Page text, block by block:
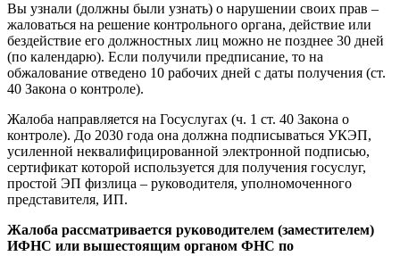
Вы узнали (должны были узнать) о нарушении своих прав –
жаловаться на решение контрольного органа, действие или
бездействие его должностных лиц можно не позднее 30 дней
(по календарю). Если получили предписание, то на
обжалование отведено 10 рабочих дней с даты получения (ст.
40 Закона о контроле).
Жалоба направляется на Госуслугах (ч. 1 ст. 40 Закона о
контроле). До 2030 года она должна подписываться УКЭП,
усиленной неквалифицированной электронной подписью,
сертификат которой используется для получения госуслуг,
простой ЭП физлица – руководителя, уполномоченного
представителя, ИП.
Жалоба рассматривается руководителем (заместителем)
ИФНС или вышестоящим органом ФНС по